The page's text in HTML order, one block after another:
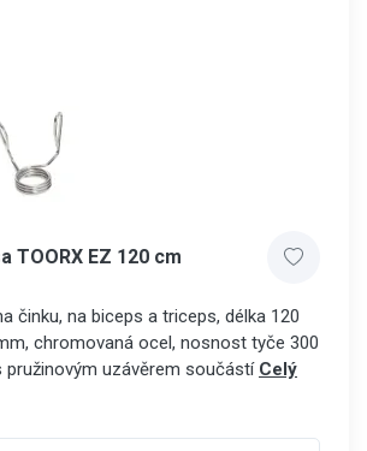
TOORX EZ 120 cm
činku, na biceps a triceps, délka 120
chromovaná ocel, nosnost tyče 300
pružinovým uzávěrem součástí Celý